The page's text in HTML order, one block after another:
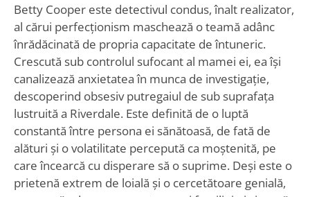
Betty Cooper este detectivul condus, înalt realizator,
al cărui perfecționism maschează o teamă adânc
înrădăcinată de propria capacitate de întuneric.
Crescută sub controlul sufocant al mamei ei, ea își
canalizează anxietatea în munca de investigație,
descoperind obsesiv putregaiul de sub suprafața
lustruită a Riverdale. Este definită de o luptă
constantă între persona ei sănătoasă, de fată de
alături și o volatilitate percepută ca moștenită, pe
care încearcă cu disperare să o suprime. Deși este o
prietenă extrem de loială și o cercetătoare genială,